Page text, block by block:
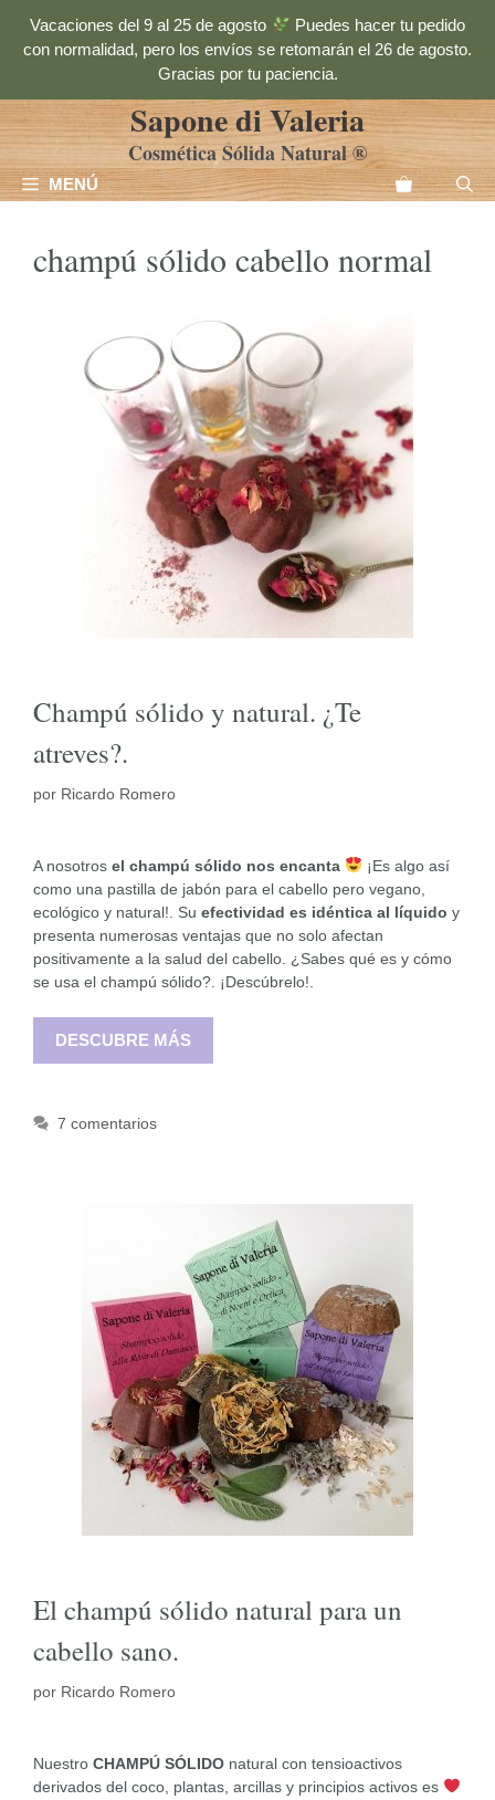
contenido
Vacaciones del 9 al 25 de agosto
Puedes hacer tu pedido
con normalidad, pero los envíos se retomarán el 26 de agosto.
Gracias por tu paciencia.
Sapone di Valeria
Cosmética Sólida Natural ®
MENÚ
champú sólido cabello normal
Champú sólido y natural. ¿Te
atreves?.
por Ricardo Romero
A nosotros el champú sólido nos encanta
¡Es algo así
como una pastilla de jabón para el cabello pero vegano,
ecológico y natural!. Su efectividad es idéntica al líquido y
presenta numerosas ventajas que no solo afectan
positivamente a la salud del cabello. ¿Sabes qué es y cómo
se usa el champú sólido?. ¡Descúbrelo!.
DESCUBRE MÁS
7 comentarios
El champú sólido natural para un
cabello sano.
por Ricardo Romero
Nuestro CHAMPÚ SÓLIDO natural con tensioactivos
derivados del coco, plantas, arcillas y principios activos es